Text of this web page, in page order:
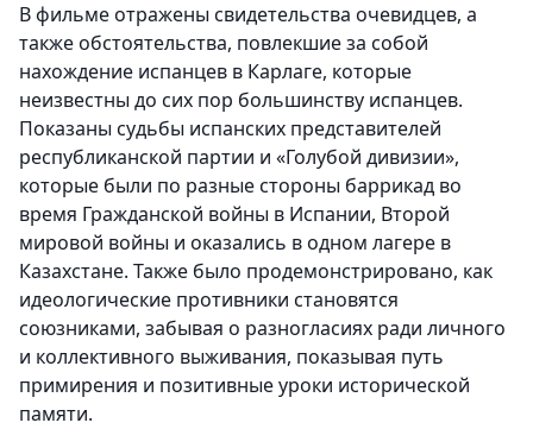
В фильме отражены свидетельства очевидцев, а
также обстоятельства, повлекшие за собой
нахождение испанцев в Карлаге, которые
неизвестны до сих пор большинству испанцев.
Показаны судьбы испанских представителей
республиканской партии и «Голубой дивизии»,
которые были по разные стороны баррикад во
время Гражданской войны в Испании, Второй
мировой войны и оказались в одном лагере в
Казахстане. Также было продемонстрировано, как
идеологические противники становятся
союзниками, забывая о разногласиях ради личного
и коллективного выживания, показывая путь
примирения и позитивные уроки исторической
памяти.